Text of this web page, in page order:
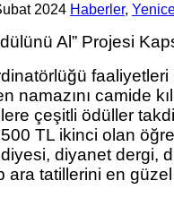
2024 Haberler,
Al” Projesi
namazını camide
çeşitli ödüller
TL ikinci olan
diyanet dergi,
ara tatillerini en